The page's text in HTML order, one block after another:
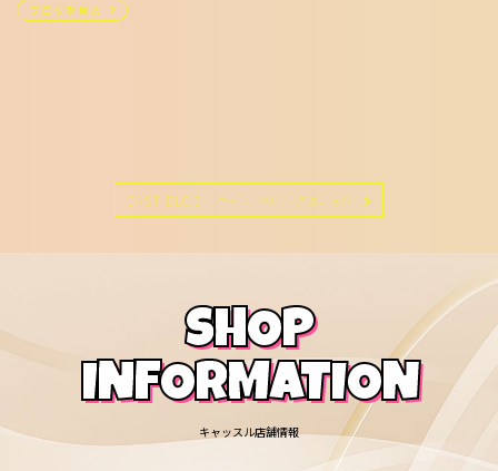
ブログを見る
CAST BLOG | キャストのブログはこちら
SHOP
INFORMATION
キャッスル店舗情報